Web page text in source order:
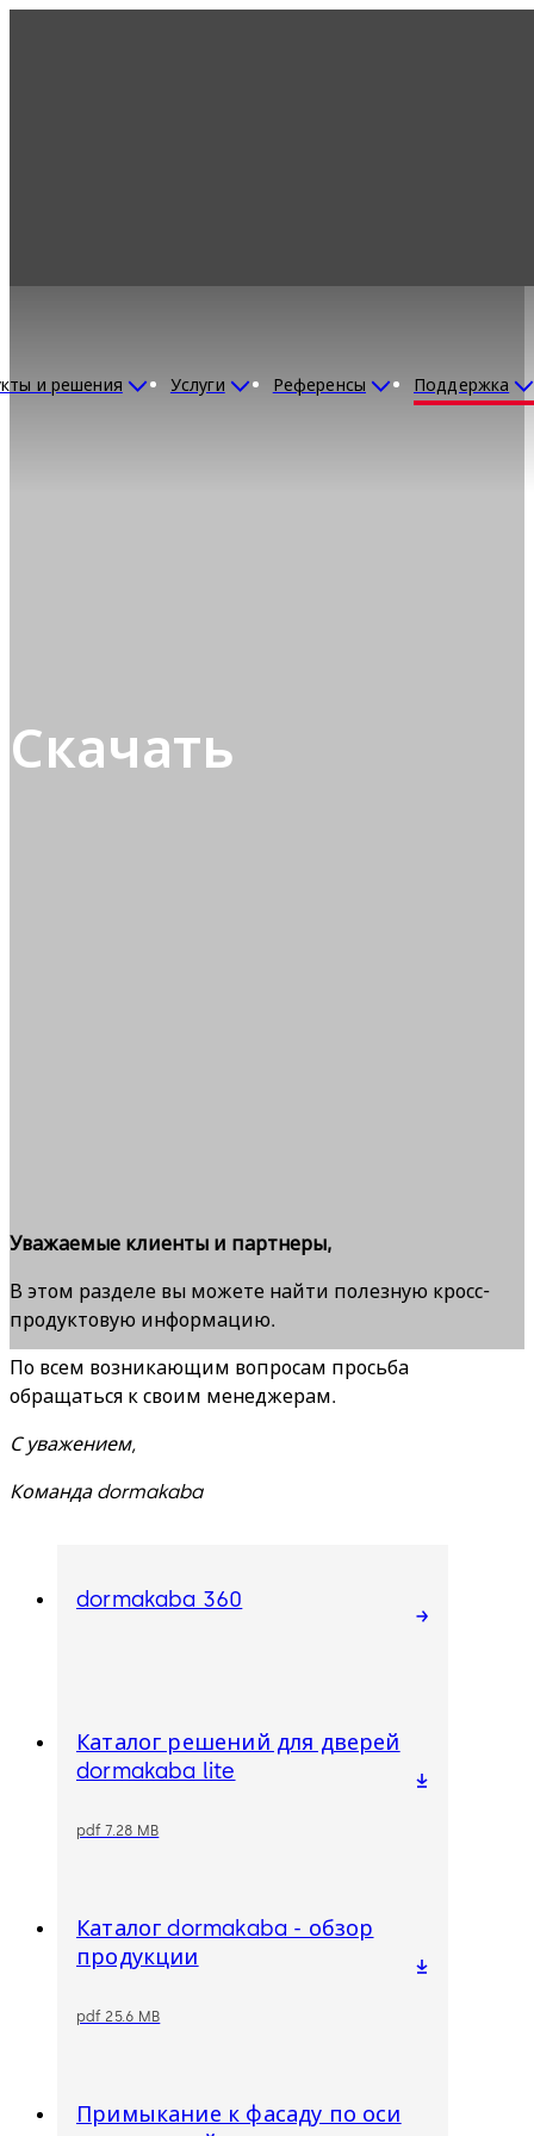
и решения Услуги Референсы Поддержка
Скачать
Уважаемые клиенты и партнеры,
В этом разделе вы можете найти полезную кросс-
продуктовую информацию.
По всем возникающим вопросам просьба
обращаться к своим менеджерам.
С уважением,
Команда dormakaba
dormakaba 360
Каталог решений для дверей
dormakaba lite
pdf 7.28 MB
Каталог dormakaba - обзор
продукции
pdf 25.6 MB
Примыкание к фасаду по оси